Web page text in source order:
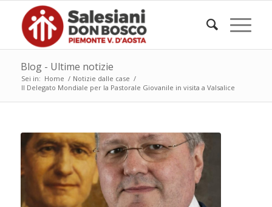
Blog - Ultime notizie
Sei in: Home / Notizie dalle case /
Il Delegato Mondiale per la Pastorale Giovanile in visita a Valsalice